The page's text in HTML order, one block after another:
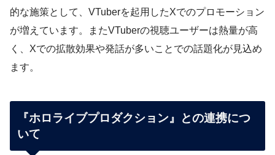
的な施策として、VTuberを起用したXでのプロモーション
が増えています。またVTuberの視聴ユーザーは熱量が高
く、Xでの拡散効果や発話が多いことでの話題化が見込め
ます。
『ホロライブプロダクション』との連携につ
いて